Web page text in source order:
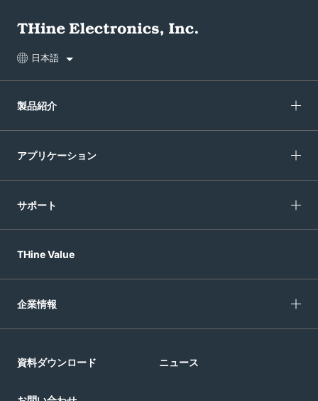
日本語
製品紹介
アプリケーション
サポート
THine Value
企業情報
資料ダウンロード ニュース